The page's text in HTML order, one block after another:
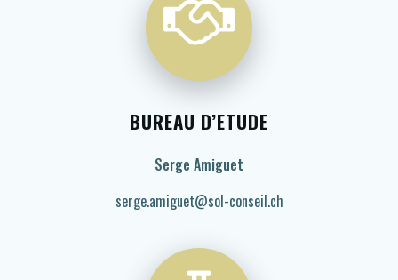
BUREAU D’ETUDE
Serge Amiguet
serge.amiguet@sol-conseil.ch